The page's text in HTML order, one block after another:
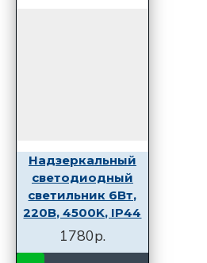
Надзеркальный
светодиодный
светильник 6Вт,
220В, 4500K, IP44
1780р.